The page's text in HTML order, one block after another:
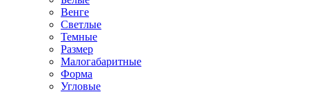
Венге
Светлые
Темные
Размер
Малогабаритные
Форма
Угловые